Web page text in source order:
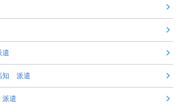
派遣
遣